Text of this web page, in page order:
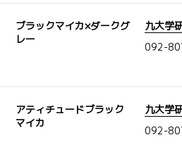
ブラックマイカ×ダークグ
レー
九大学
092-
アティチュードブラック
マイカ
九大学
092-